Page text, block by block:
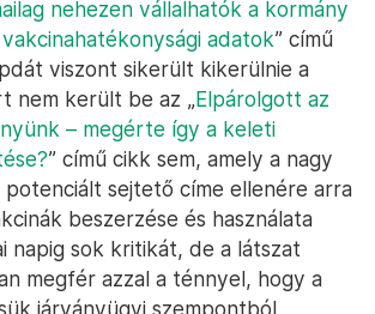
nehezen vállalhatók a kormány
adatok” című
viszont sikerült kikerülnie a
nem került be az „Elpárolgott az
– megérte így a keleti
” című cikk sem, amely a nagy
potenciált sejtető címe ellenére arra
beszerzése és használata
napig sok kritikát, de a látszat
megfér azzal a ténnyel, hogy a
járványügyi szempontból